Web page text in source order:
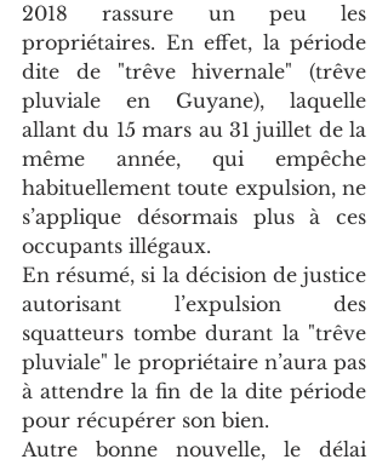
2018 rassure un peu les
propriétaires. En effet, la période
dite de "trêve hivernale" (trêve
pluviale en Guyane), laquelle
allant du 15 mars au 31 juillet de la
même année, qui empêche
habituellement toute expulsion, ne
s’applique désormais plus à ces
occupants illégaux.
En résumé, si la décision de justice
autorisant l’expulsion des
squatteurs tombe durant la "trêve
pluviale" le propriétaire n’aura pas
à attendre la fin de la dite période
pour récupérer son bien.
Autre bonne nouvelle, le délai